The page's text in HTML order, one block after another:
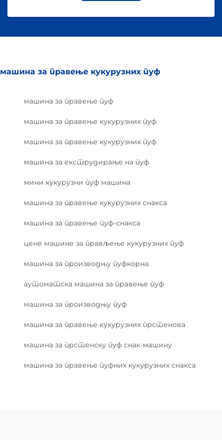
машина за правење кукурузних пуф
машина за правење пуф
машина за правење кукурузних пуф
машина за правење кукурузних пуф
машина за екструдирање на пуф
мини кукурузни пуф машина
машина за правење кукурузних снакса
машина за правење пуф-снакса
цене машине за прављење кукурузних пуф
машина за производњу пуфкорна
аутоматска машина за правење пуф
машина за производњу пуф
машина за правење кукурузних прстенова
машина за прстенску пуф снак-машину
машина за правење пуфних кукурузних снакса